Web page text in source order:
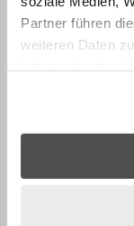
Partner führen
weiteren Daten
Compatible
Pour
Adaptez